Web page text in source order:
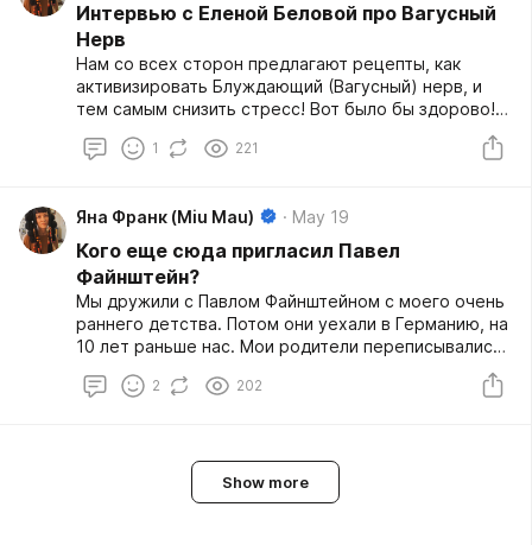
Интервью с Еленой Беловой про Вагусный
Нерв
Нам со всех сторон предлагают рецепты, как
активизировать Блуждающий (Вагусный) нерв, и
тем самым снизить стресс! Вот было бы здорово! Я
возможно ли это, вредно ли это, и насколько
1 221
Яна Франк (Miu Mau) May 19
Кого еще сюда пригласил Павел
Файнштейн?
Мы дружили с Павлом Файнштейном с моего очень
раннего детства. Потом они уехали в Германию, на
10 лет раньше нас. Мои родители переписывались
стабильно читал КГБ. А потом началась
(Там же и влюбились немедленно в этот город,
после чего все постоянно говорили о том, что
когда-нибудь мы туда переедем.) Но тогда еще не
2 202
Show more